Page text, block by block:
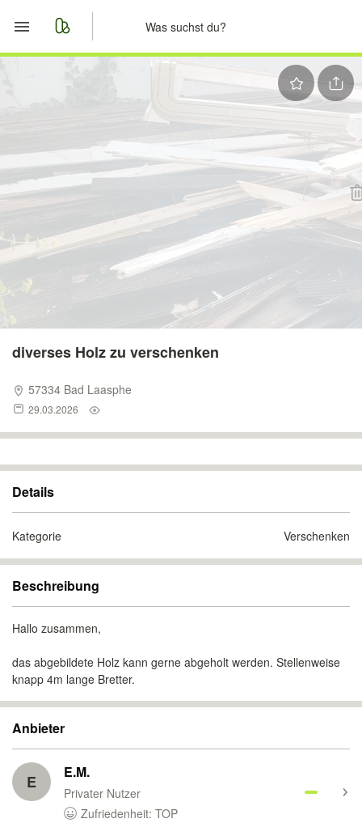
Nachrichten
Anzeige aufgeben
diverses Holz zu verschenken
57334 Bad Laasphe
29.03.2026
Details
Kategorie Verschenken
Beschreibung
Hallo zusammen,
das abgebildete Holz kann gerne abgeholt werden. Stellenweise
knapp 4m lange Bretter.
Anbieter
E E.M.
Privater Nutzer
Zufriedenheit: TOP